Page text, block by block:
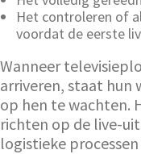
Het controleren of
voordat de eerste
Wanneer
arriveren, staat hun
op hen te wachten.
richten op de live-
logistieke